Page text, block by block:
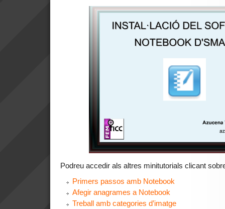
Podreu accedir als altres minitutorials clicant
Primers passos amb Notebook
Afegir anagrames a Notebook
Treball amb categories d’imatge